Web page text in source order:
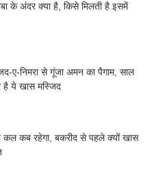
के अंदर क्या है, किसे मिलती है इसमें
ए-निमरा से गूंजा अमन का पैगाम, साल
ये खास मस्जिद
कब रहेगा, बकरीद से पहले क्यों खास